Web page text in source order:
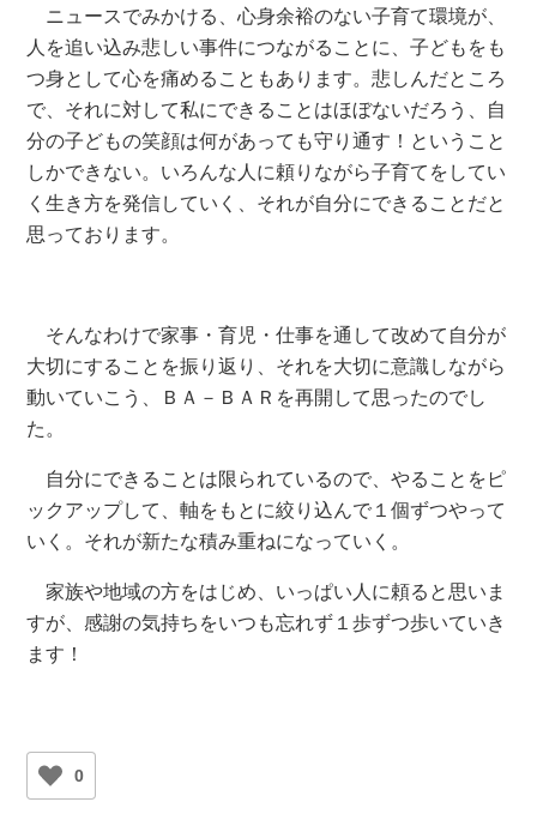
ニュースでみかける、心身余裕のない子育て環境が、
人を追い込み悲しい事件につながることに、子どもをも
つ身として心を痛めることもあります。悲しんだところ
で、それに対して私にできることはほぼないだろう、自
分の子どもの笑顔は何があっても守り通す！ということ
しかできない。いろんな人に頼りながら子育てをしてい
く生き方を発信していく、それが自分にできることだと
思っております。
そんなわけで家事・育児・仕事を通して改めて自分が
大切にすることを振り返り、それを大切に意識しながら
動いていこう、ＢＡ－ＢＡＲを再開して思ったのでし
た。
自分にできることは限られているので、やることをピ
ックアップして、軸をもとに絞り込んで１個ずつやって
いく。それが新たな積み重ねになっていく。
家族や地域の方をはじめ、いっぱい人に頼ると思いま
すが、感謝の気持ちをいつも忘れず１歩ずつ歩いていき
ます！
0